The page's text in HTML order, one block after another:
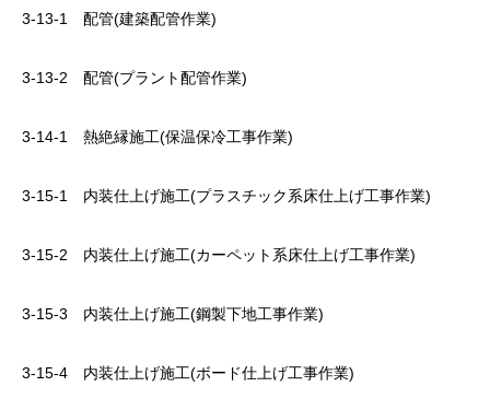
3-13-1 配管(建築配管作業)
3-13-2 配管(プラント配管作業)
3-14-1 熱絶縁施工(保温保冷工事作業)
3-15-1 内装仕上げ施工(プラスチック系床仕上げ工事作業)
3-15-2 内装仕上げ施工(カーペット系床仕上げ工事作業)
3-15-3 内装仕上げ施工(鋼製下地工事作業)
3-15-4 内装仕上げ施工(ボード仕上げ工事作業)